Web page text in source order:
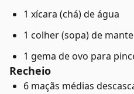
1 xícara (chá) de água
1 colher (sopa) de
1 gema de ovo para
Recheio
6 maçãs médias